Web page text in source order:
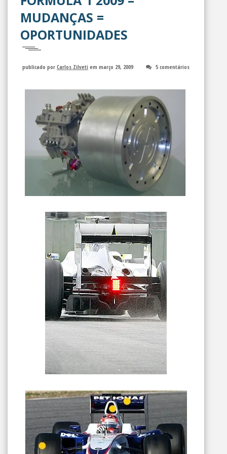
MUDANÇAS =
OPORTUNIDADES
publicado por Carlos Zilveti em março 29, 2009 5 comentários